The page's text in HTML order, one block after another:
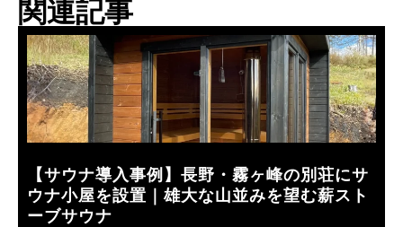
関連記事
【サウナ導入事例】長野・霧ヶ峰の別荘にサ
ウナ小屋を設置｜雄大な山並みを望む薪スト
ーブサウナ